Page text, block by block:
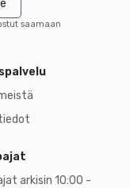
saamaan
arkisin 10:00 -